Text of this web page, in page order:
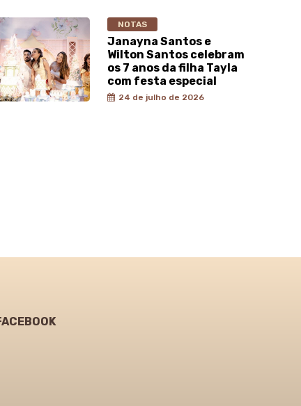
NOTAS
Janayna Santos e
Wilton Santos celebram
os 7 anos da filha Tayla
com festa especial
24 de julho de 2026